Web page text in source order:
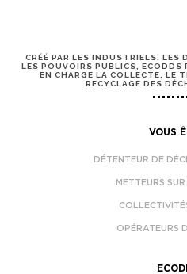
CRÉÉ PAR LES INDUSTRIELS, LES
LES POUVOIRS PUBLICS, ECODDS
EN CHARGE LA COLLECTE, LE
RECYCLAGE DES
VOUS
DÉTENTEUR DE
METTEURS
OPÉRATEURS